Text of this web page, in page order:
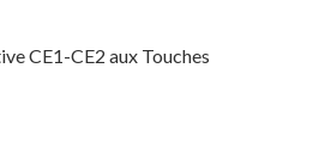
CE1-CE2 aux Touches